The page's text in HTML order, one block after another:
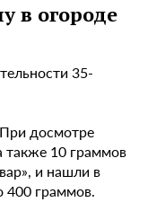
в огороде
35-
досмотре
также 10 граммов
и нашли в
400 граммов.